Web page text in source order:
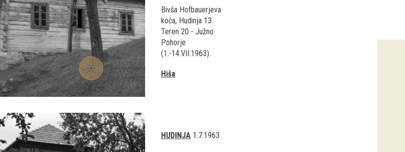
Bivša Hofbauerjeva
koča, Hudinja 13.
Teren 20 - Južno
Pohorje
(1.-14.VII.1963).
Hiša
HUDINJA 1.7.1963